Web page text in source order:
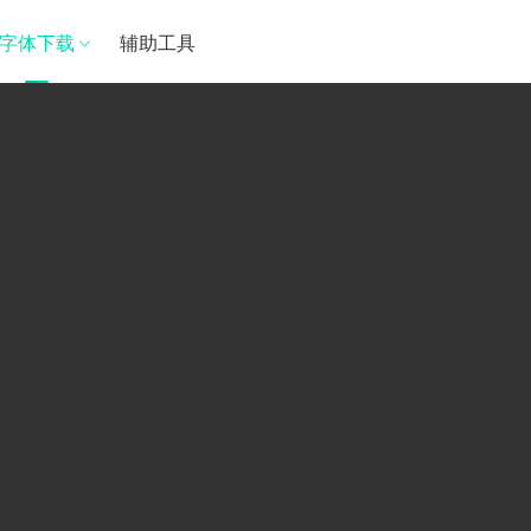
字体下载 辅助工具